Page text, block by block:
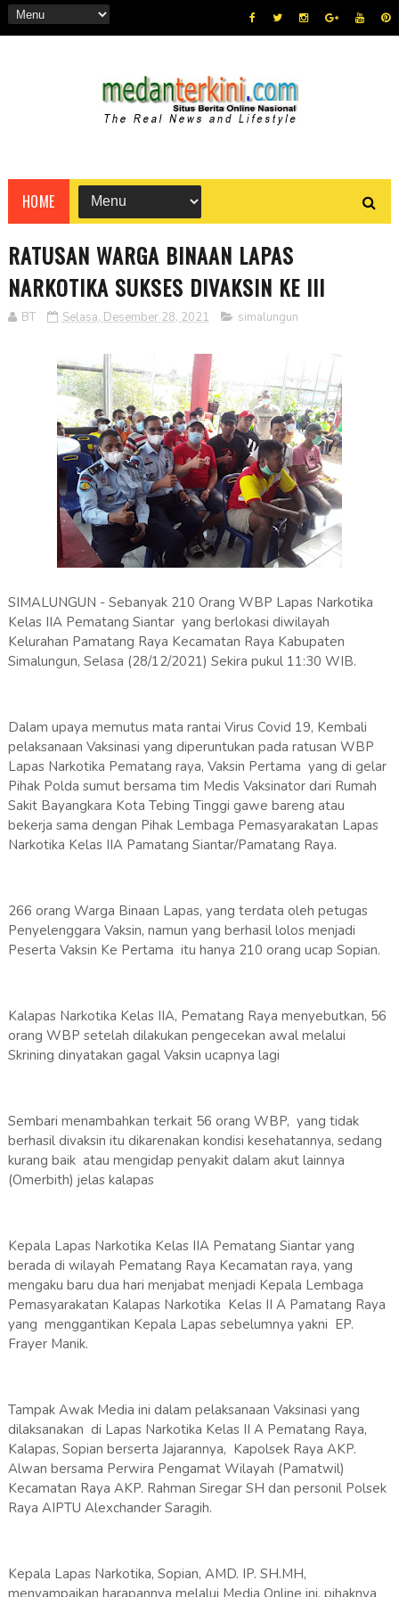
HOME
RATUSAN WARGA BINAAN LAPAS
NARKOTIKA SUKSES DIVAKSIN KE III
BT Selasa, Desember 28, 2021 simalungun
SIMALUNGUN - Sebanyak 210 Orang WBP Lapas Narkotika
Kelas IIA Pematang Siantar yang berlokasi diwilayah
Kelurahan Pamatang Raya Kecamatan Raya Kabupaten
Simalungun, Selasa (28/12/2021) Sekira pukul 11:30 WIB.
Dalam upaya memutus mata rantai Virus Covid 19, Kembali
pelaksanaan Vaksinasi yang diperuntukan pada ratusan WBP
Lapas Narkotika Pematang raya, Vaksin Pertama yang di gelar
Pihak Polda sumut bersama tim Medis Vaksinator dari Rumah
Sakit Bayangkara Kota Tebing Tinggi gawe bareng atau
bekerja sama dengan Pihak Lembaga Pemasyarakatan Lapas
Narkotika Kelas IIA Pamatang Siantar/Pamatang Raya.
266 orang Warga Binaan Lapas, yang terdata oleh petugas
Penyelenggara Vaksin, namun yang berhasil lolos menjadi
Peserta Vaksin Ke Pertama itu hanya 210 orang ucap Sopian.
Kalapas Narkotika Kelas IIA, Pematang Raya menyebutkan, 56
orang WBP setelah dilakukan pengecekan awal melalui
Skrining dinyatakan gagal Vaksin ucapnya lagi
Sembari menambahkan terkait 56 orang WBP, yang tidak
berhasil divaksin itu dikarenakan kondisi kesehatannya, sedang
kurang baik atau mengidap penyakit dalam akut lainnya
(Omerbith) jelas kalapas
Kepala Lapas Narkotika Kelas IIA Pematang Siantar yang
berada di wilayah Pematang Raya Kecamatan raya, yang
mengaku baru dua hari menjabat menjadi Kepala Lembaga
Pemasyarakatan Kalapas Narkotika Kelas II A Pamatang Raya
yang menggantikan Kepala Lapas sebelumnya yakni EP.
Frayer Manik.
Tampak Awak Media ini dalam pelaksanaan Vaksinasi yang
dilaksanakan di Lapas Narkotika Kelas II A Pematang Raya,
Kalapas, Sopian berserta Jajarannya, Kapolsek Raya AKP.
Alwan bersama Perwira Pengamat Wilayah (Pamatwil)
Kecamatan Raya AKP. Rahman Siregar SH dan personil Polsek
Raya AIPTU Alexchander Saragih.
Kepala Lapas Narkotika, Sopian, AMD. IP. SH.MH,
menyampaikan harapannya melalui Media Online ini, pihaknya